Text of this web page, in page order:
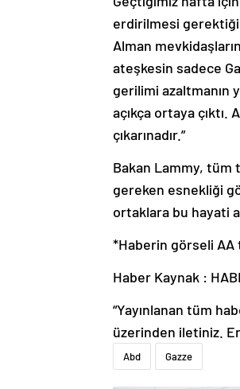
erdirilmesi
Alman
ateşkesin sadece
gerilimi azaltmanın
açıkça ortaya
çıkarınadır.”
gereken esnekliği
ortaklara bu hayati
üzerinden iletiniz.
Abd Gazze